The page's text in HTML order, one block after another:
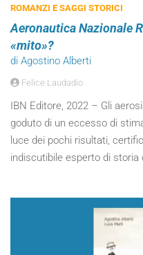
ROMANZI E SAGGI STORICI
Aeronautica Nazionale
«mito»?
di Agostino Alberti
Felice Laudadio
IBN Editore, 2022 – Gli
goduto di un eccesso di
luce dei pochi risultati,
indiscutibile esperto di storia